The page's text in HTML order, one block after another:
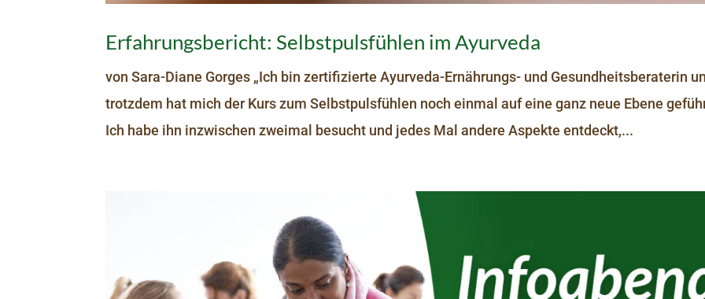
Erfahrungsbericht: Selbstpulsfühlen im Ayurveda
von Sara-Diane Gorges „Ich bin zertifizierte Ayurveda-Ernährungs- und Gesundheitsberaterin
trotzdem hat mich der Kurs zum Selbstpulsfühlen noch einmal auf eine ganz neue Ebene
Ich habe ihn inzwischen zweimal besucht und jedes Mal andere Aspekte entdeckt,...